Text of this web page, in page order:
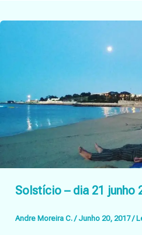
Solstício – dia 21 junho
Andre Moreira C./Junho 20, 2017/